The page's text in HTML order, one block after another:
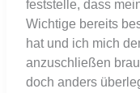
feststelle, dass
Wichtige bereits
hat und ich mich
anzuschließen
doch anders